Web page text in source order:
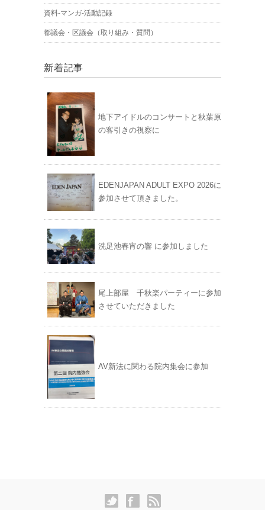
資料-マンガ-活動記録
都議会・区議会（取り組み・質問）
新着記事
地下アイドルのコンサートと秋葉原
の客引きの視察に
EDENJAPAN ADULT EXPO 2026に
参加させて頂きました。
洗足池春宵の響 に参加しました
尾上部屋 千秋楽パーティーに参加
させていただきました
AV新法に関わる院内集会に参加